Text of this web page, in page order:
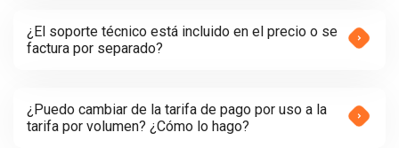
¿El soporte técnico está incluido en el precio o se
factura por separado?
¿Puedo cambiar de la tarifa de pago por uso a la
tarifa por volumen? ¿Cómo lo hago?